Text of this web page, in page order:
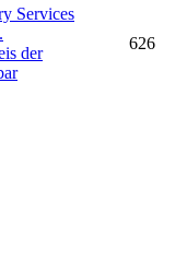
Services
der
626